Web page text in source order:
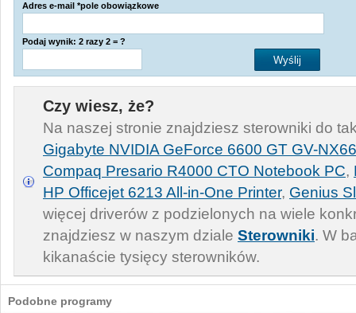
Adres e-mail *pole obowiązkowe
Podaj wynik: 2 razy 2 = ?
Czy wiesz, że?
Na naszej stronie znajdziesz sterowniki do
Gigabyte NVIDIA GeForce 6600 GT GV-
Compaq Presario R4000 CTO Notebook PC,
HP Officejet 6213 All-in-One Printer, Genius
więcej driverów z podzielonych na wiele
znajdziesz w naszym dziale Sterowniki. W
kikanaście tysięcy sterowników.
Podobne programy